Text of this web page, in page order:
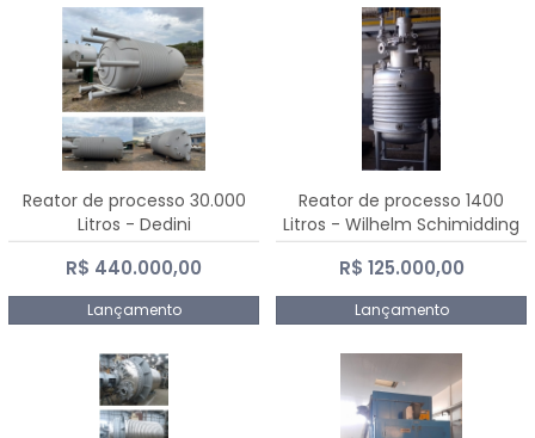
Reator de processo 30.000
Litros - Dedini
R$ 440.000,00
Lançamento
Reator de processo 1400
Litros - Wilhelm Schimidding
R$ 125.000,00
Lançamento